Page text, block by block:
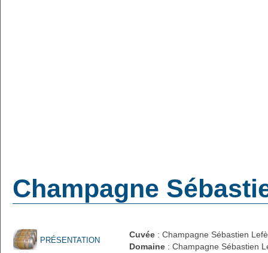
Champagne
PRÉSENTATION
Cuvée : Champagne Sébastien
Domaine : Champagne Sébastien